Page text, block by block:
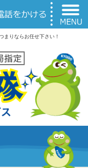
まりならお任せ下さい！